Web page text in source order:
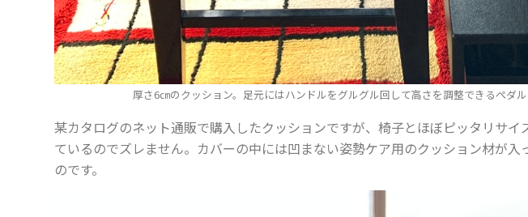
厚さ6㎝のクッション。足元にはハンドルをグルグル回して高さを調整できるペダル
某カタログのネット通販で購入したクッションですが、椅子とほぼピッタリサイ
ているのでズレません。カバーの中には凹まない姿勢ケア用のクッション材が入
のです。